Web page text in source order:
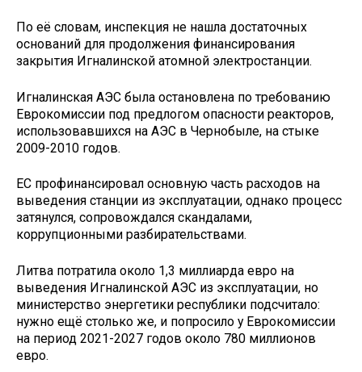
По её словам, инспекция не нашла достаточных
оснований для продолжения финансирования
закрытия Игналинской атомной электростанции.
Игналинская АЭС была остановлена по требованию
Еврокомиссии под предлогом опасности реакторов,
использовавшихся на АЭС в Чернобыле, на стыке
2009-2010 годов.
ЕС профинансировал основную часть расходов на
выведения станции из эксплуатации, однако процесс
затянулся, сопровождался скандалами,
коррупционными разбирательствами.
Литва потратила около 1,3 миллиарда евро на
выведения Игналинской АЭС из эксплуатации, но
министерство энергетики республики подсчитало:
нужно ещё столько же, и попросило у Еврокомиссии
на период 2021-2027 годов около 780 миллионов
евро.